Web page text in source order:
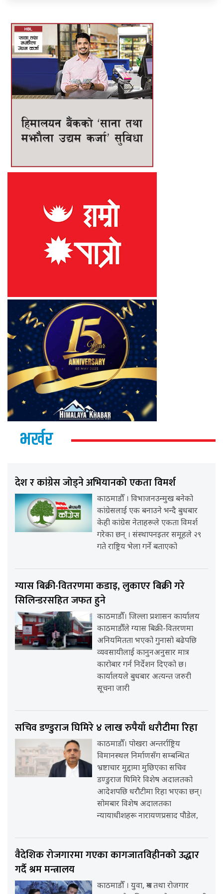
भर्खर
देश र कांग्रेस जोड्ने अभियानको एकता विमर्श
काठमाडौँ । विभाजनउन्मुख बनेको
कांग्रेसलाई एक बनाउने भन्दै बुधबार
केही कांग्रेस नेताहरूले एकता विमर्श
गरेका छन् । संस्थापनइतर समूहले २९
गते राष्ट्रिय भेला गर्ने बताएको
ग्यास बिक्री-वितरणमा कडाइ, लुकाएर बिक्री गरे
सिलिन्डरसहित जफत हुने
काठमाडौँ। जिल्ला प्रशासन कार्यालय
काठमाडौँले ग्यास बिक्री-वितरणमा
अनियमितता भएको गुनासो बढेपछि
व्यवसायीलाई कानुनअनुसार मात्र
कारोबार गर्न निर्देशन दिएको छ।
कार्यालयले बुधबार अत्यन्त जरुरी
सूचना जारी
सचिव डण्डुराज घिमिरे ४ लाख रुपैयाँ धरौटीमा रिहा
काठमाडौँ। पोखरा अन्तर्राष्ट्रिय
विमानस्थल निर्माणसँग सम्बन्धित
भ्रष्टाचार मुद्दामा मुछिएका सचिव
डण्डुराज घिमिरे विशेष अदालतको
आदेशपछि धरौटीमा रिहा भएका छन्।
सोमबार विशेष अदालतका
न्यायाधीशहरू नारायणप्रसाद पौडेल,
वैदेशिक रोजगारमा गएका कागजातविहीनको उद्धार
गर्दै श्रम मन्त्रालय
काठमाडौँ । युवा, श्रम तथा रोजगार